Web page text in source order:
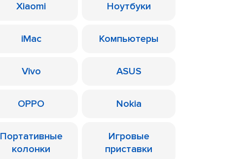
Xiaomi Ноутбуки
iMac Компьютеры
Vivo ASUS
OPPO Nokia
Портативные
колонки
Игровые
приставки